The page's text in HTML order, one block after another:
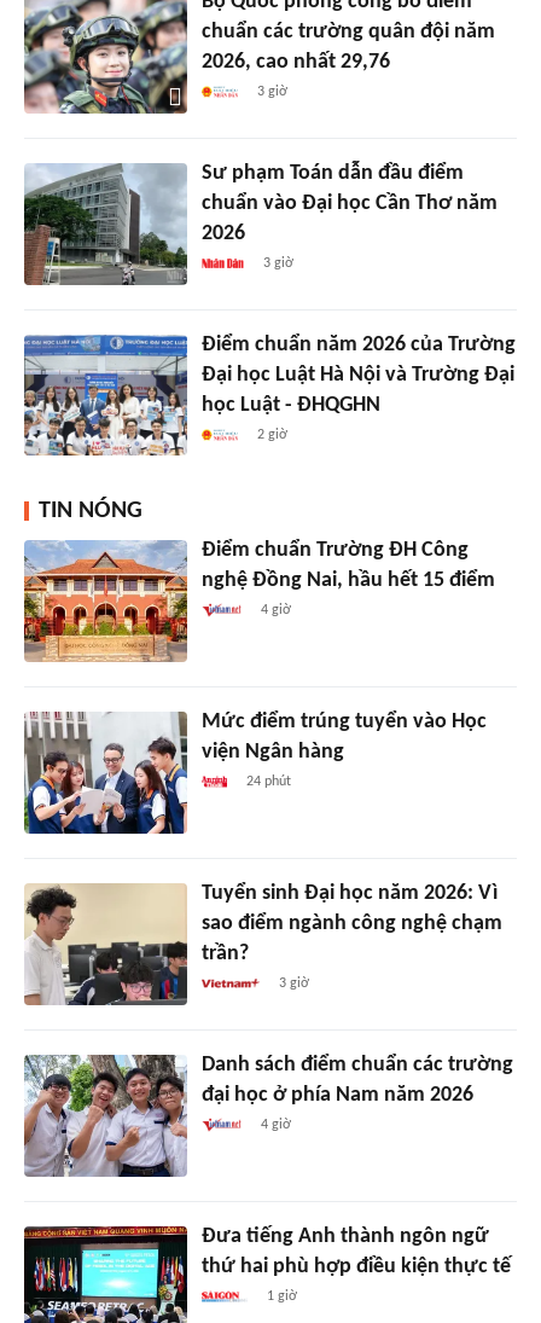
chuẩn các trường quân đội năm
2026, cao nhất 29,76
3 giờ
Sư phạm Toán dẫn đầu điểm
chuẩn vào Đại học Cần Thơ năm
2026
3 giờ
Điểm chuẩn năm 2026 của Trường
Đại học Luật Hà Nội và Trường Đại
học Luật - ĐHQGHN
2 giờ
TIN NÓNG
Điểm chuẩn Trường ĐH Công
nghệ Đồng Nai, hầu hết 15 điểm
4 giờ
Mức điểm trúng tuyển vào Học
viện Ngân hàng
24 phút
Tuyển sinh Đại học năm 2026: Vì
sao điểm ngành công nghệ chạm
trần?
3 giờ
Danh sách điểm chuẩn các trường
đại học ở phía Nam năm 2026
4 giờ
Đưa tiếng Anh thành ngôn ngữ
thứ hai phù hợp điều kiện thực tế
1 giờ